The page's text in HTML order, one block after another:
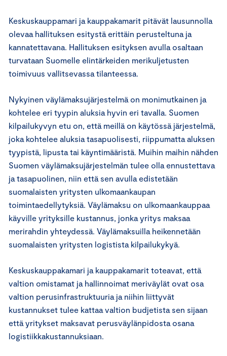
Keskuskauppamari ja kauppakamarit pitävät lausunnolla
olevaa hallituksen esitystä erittäin perusteltuna ja
kannatettavana. Hallituksen esityksen avulla osaltaan
turvataan Suomelle elintärkeiden merikuljetusten
toimivuus vallitsevassa tilanteessa.
Nykyinen väylämaksujärjestelmä on monimutkainen ja
kohtelee eri tyypin aluksia hyvin eri tavalla. Suomen
kilpailukyvyn etu on, että meillä on käytössä järjestelmä,
joka kohtelee aluksia tasapuolisesti, riippumatta aluksen
tyypistä, lipusta tai käyntimääristä. Muihin maihin nähden
Suomen väylämaksujärjestelmän tulee olla ennustettava
ja tasapuolinen, niin että sen avulla edistetään
suomalaisten yritysten ulkomaankaupan
toimintaedellytyksiä. Väylämaksu on ulkomaankauppaa
käyville yrityksille kustannus, jonka yritys maksaa
merirahdin yhteydessä. Väylämaksuilla heikennetään
suomalaisten yritysten logistista kilpailukykyä.
Keskuskauppakamari ja kauppakamarit toteavat, että
valtion omistamat ja hallinnoimat meriväylät ovat osa
valtion perusinfrastruktuuria ja niihin liittyvät
kustannukset tulee kattaa valtion budjetista sen sijaan
että yritykset maksavat perusväylänpidosta osana
logistiikkakustannuksiaan.